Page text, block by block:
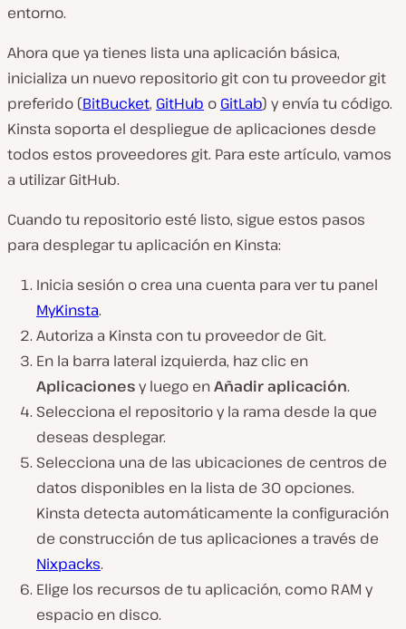
entorno.
Ahora que ya tienes lista una aplicación básica,
inicializa un nuevo repositorio git con tu proveedor git
preferido (BitBucket, GitHub o GitLab) y envía tu código.
Kinsta soporta el despliegue de aplicaciones desde
todos estos proveedores git. Para este artículo, vamos
a utilizar GitHub.
Cuando tu repositorio esté listo, sigue estos pasos
para desplegar tu aplicación en Kinsta:
Inicia sesión o crea una cuenta para ver tu panel
MyKinsta.
Autoriza a Kinsta con tu proveedor de Git.
En la barra lateral izquierda, haz clic en
Aplicacionesy luego enAñadir aplicación.
Selecciona el repositorio y la rama desde la que
deseas desplegar.
Selecciona una de las ubicaciones de centros de
datos disponibles en la lista de 30 opciones.
Kinsta detecta automáticamente la configuración
de construcción de tus aplicaciones a través de
Nixpacks.
Elige los recursos de tu aplicación, como RAM y
espacio en disco.